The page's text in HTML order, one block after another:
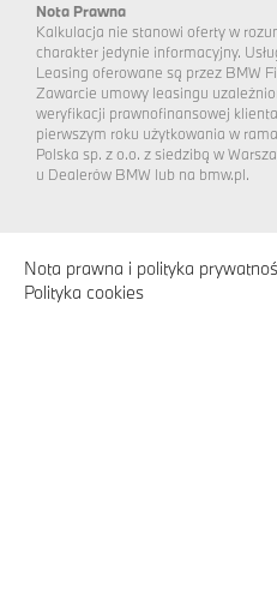
Nota Prawna
Kalkulacja nie stanowi oferty w
charakter jedynie informacyjny.
Leasing oferowane są przez BMW
Zawarcie umowy leasingu
weryfikacji prawnofinansowej
pierwszym roku użytkowania w
Polska sp. z o.o. z siedzibą w
u Dealerów BMW lub na bmw.pl.
Nota prawna i polityka
Polityka cookies